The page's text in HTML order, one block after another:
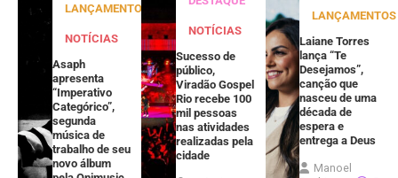
LANÇAMENTOS
NOTÍCIAS
Asaph
apresenta
“Imperativo
Categórico”,
segunda
música de
trabalho de seu
novo álbum
NOTÍCIAS
Sucesso de
público,
Viradão Gospel
Rio recebe 100
mil pessoas
nas atividades
realizadas pela
cidade
LANÇAMENTOS
Laiane Torres
lança “Te
Desejamos”,
canção que
nasceu de uma
década de
espera e
entrega a Deus
Manoel